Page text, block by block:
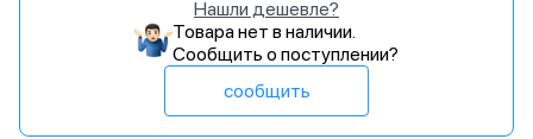
Нашли дешевле?
Товара нет в наличии.
Сообщить о поступлении?
сообщить